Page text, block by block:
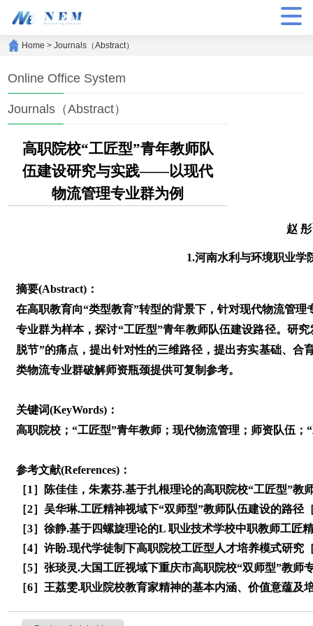
Home >Journals（Abstract）
Online Office System
Journals（Abstract）
高职院校“工匠型”青年教师队
伍建设研究与实践——以现代
物流管理专业群为例
赵 彤
1.河南水利与环境职业学
摘要(Abstract)：
在高职教育向“类型教育”转型的背景下，针对现代物流管
专业群为样本，探讨“工匠型”青年教师队伍建设路径。研
脱节”的痛点，提出针对性的三维路径，提出夯实基础、
类物流专业群破解师资瓶颈提供可复制参考。
关键词(KeyWords)：
高职院校；“工匠型”青年教师；现代物流管理；师资队伍；
参考文献(References)：
［1］陈佳佳，朱素芬.基于扎根理论的高职院校“工匠型”
［2］吴华琳.工匠精神视域下“双师型”教师队伍建设的路径
［3］徐静.基于四螺旋理论的L 职业技术学校中职教师工匠
［4］许盼.现代学徒制下高职院校工匠型人才培养模式研究
［5］张琰灵.大国工匠视域下重庆市高职院校“双师型”教师
［6］王荔雯.职业院校教育家精神的基本内涵、价值意蕴及